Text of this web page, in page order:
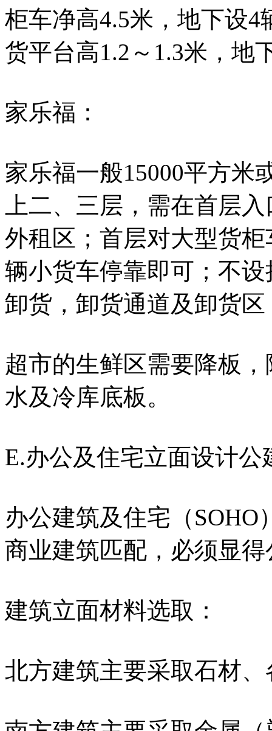
柜车净高4.5米，地下设
货平台高1.2～1.3米，地
家乐福：
家乐福一般15000平方米
上二、三层，需在首层
外租区；首层对大型货
辆小货车停靠即可；不
卸货，卸货通道及卸货
超市的生鲜区需要降板
水及冷库底板。
E.办公及住宅立面设计公
办公建筑及住宅（
商业建筑匹配，必须显
建筑立面材料选取：
北方建筑主要采取石材